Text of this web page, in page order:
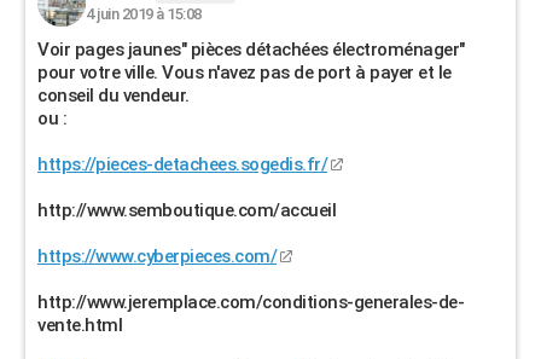
4 juin 2019 à 15:08
Voir pages jaunes" pièces détachées électroménager"
pour votre ville. Vous n'avez pas de port à payer et le
conseil du vendeur.
ou :
https://pieces-detachees.sogedis.fr/
http://www.semboutique.com/accueil
https://www.cyberpieces.com/
http://www.jeremplace.com/conditions-generales-de-
vente.html